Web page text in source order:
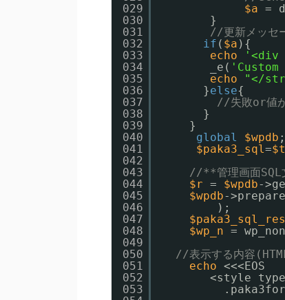
029
030
031
032
033
034
035
036
037
038
039
040
041
042
043
044
045
046
047
048
049
050
051
052
053
$a =
}
//更新メッセ
if ( $a ){
echo
'<div
_e(
echo
"</
}else{
//失敗or値
}
}
global
$wpdb ;
$paka3_sql=
//**管理画面SQL
$r = $wpdb-
$wpdb-
);
$wp_n =
//表示する内容
echo <<<EOS
<style